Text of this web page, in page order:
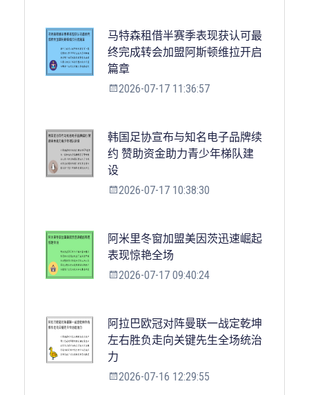
马特森租借半赛季表现获认可最
终完成转会加盟阿斯顿维拉开启
篇章
2026-07-17 11:36:57
韩国足协宣布与知名电子品牌续
约 赞助资金助力青少年梯队建
设
2026-07-17 10:38:30
阿米里冬窗加盟美因茨迅速崛起
表现惊艳全场
2026-07-17 09:40:24
阿拉巴欧冠对阵曼联一战定乾坤
左右胜负走向关键先生全场统治
力
2026-07-16 12:29:55